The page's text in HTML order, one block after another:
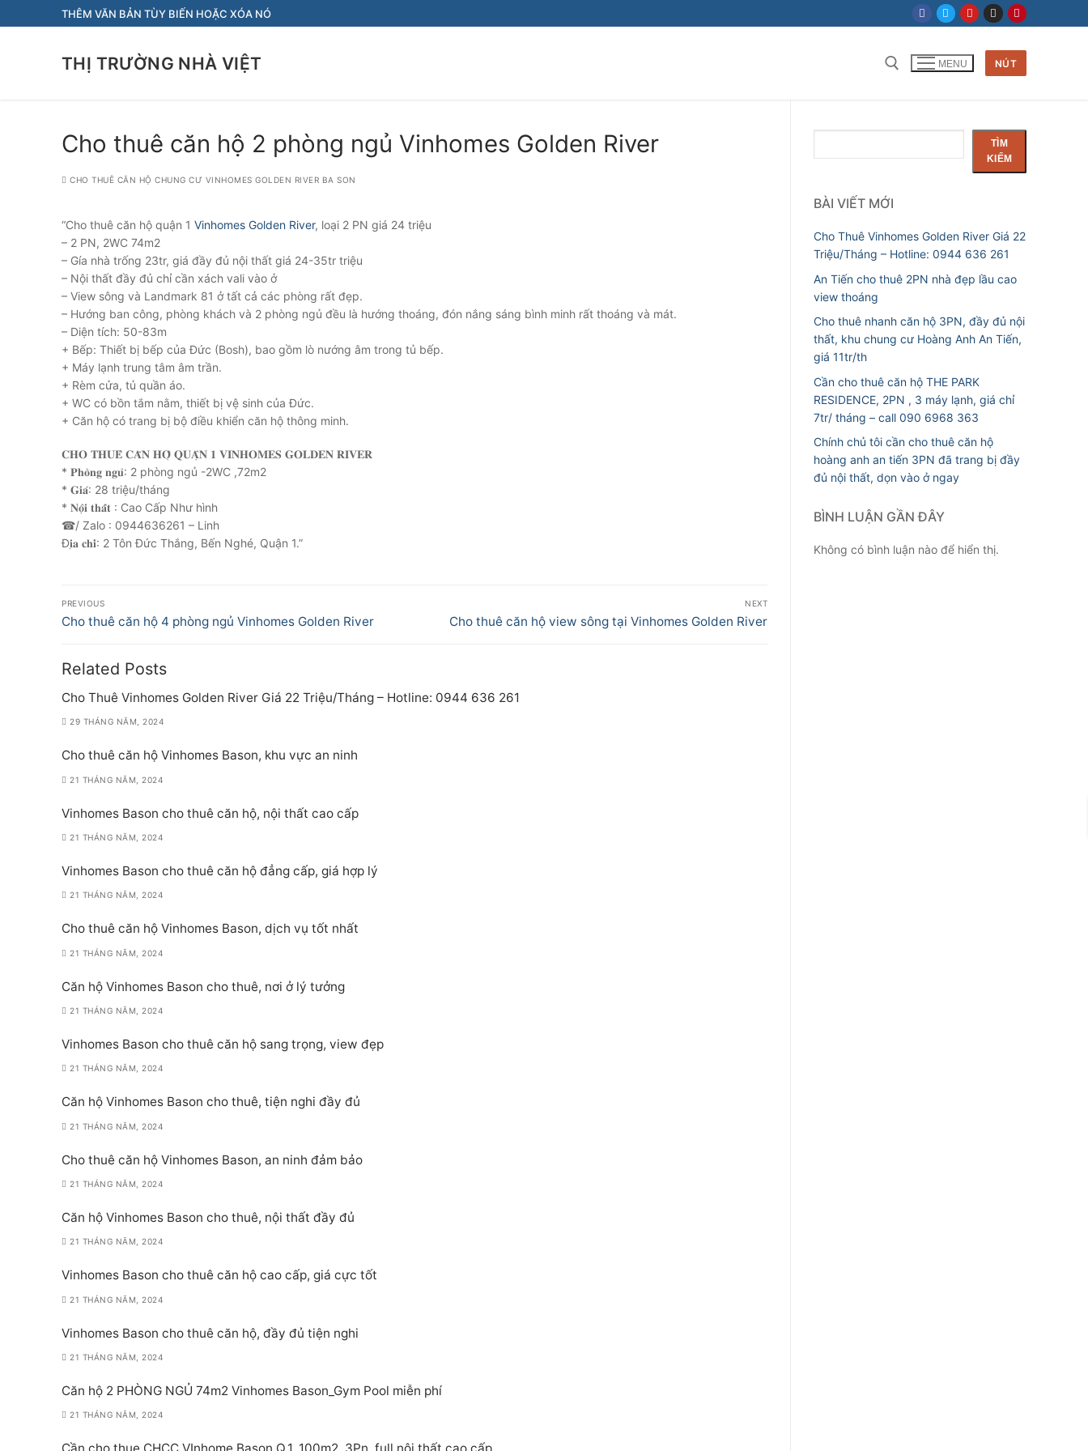
đến
THÊM VĂN BẢN TÙY BIẾN HOẶC XÓA NÓ
THỊ TRƯỜNG NHÀ VIỆT
Tìm kiếm cho:
MENU NÚT
Cho thuê căn hộ 2 phòng ngủ Vinhomes Golden River
CHO THUÊ CĂN HỘ CHUNG CƯ VINHOMES GOLDEN RIVER BA SON
“Cho thuê căn hộ quận 1 Vinhomes Golden River, loại 2 PN giá 24 triệu
– 2 PN, 2WC 74m2
– Gía nhà trống 23tr, giá đầy đủ nội thất giá 24-35tr triệu
– Nội thất đầy đủ chỉ cần xách vali vào ở
– View sông và Landmark 81 ở tất cả các phòng rất đẹp.
– Hướng ban công, phòng khách và 2 phòng ngủ đều là hướng thoáng, đón nắng sáng bình minh rất thoáng và mát.
– Diện tích: 50-83m
+ Bếp: Thiết bị bếp của Đức (Bosh), bao gồm lò nướng âm trong tủ bếp.
+ Máy lạnh trung tâm âm trần.
+ Rèm cửa, tủ quần áo.
+ WC có bồn tắm nằm, thiết bị vệ sinh của Đức.
+ Căn hộ có trang bị bộ điều khiển căn hộ thông minh.
𝐂𝐇𝐎 𝐓𝐇𝐔𝐄̂ 𝐂𝐀̆𝐍 𝐇𝐎̣̂ 𝐐𝐔𝐀̣̂𝐍 𝟏 𝐕𝐈𝐍𝐇𝐎𝐌𝐄𝐒 𝐆𝐎𝐋𝐃𝐄𝐍 𝐑𝐈𝐕𝐄𝐑
* 𝐏𝐡𝐨̀𝐧𝐠 𝐧𝐠𝐮̉: 2 phòng ngủ -2WC ,72m2
* 𝐆𝐢𝐚́: 28 triệu/tháng
* 𝐍𝐨̣̂𝐢 𝐭𝐡𝐚̂́𝐭 : Cao Cấp Như hình
☎/ Zalo : 0944636261 – Linh
Đ𝐢̣𝐚 𝐜𝐡𝐢̉: 2 Tôn Đức Thắng, Bến Nghé, Quận 1.”
Điều
hướng
bài
viết
PREVIOUS
Previous
Cho thuê căn hộ 4 phòng ngủ Vinhomes Golden River
NEXT
Next
Cho thuê căn hộ view sông tại Vinhomes Golden River
Related Posts
Cho Thuê Vinhomes Golden River Giá 22 Triệu/Tháng – Hotline: 0944 636 261
29 THÁNG NĂM, 2024
Cho thuê căn hộ Vinhomes Bason, khu vực an ninh
21 THÁNG NĂM, 2024
Vinhomes Bason cho thuê căn hộ, nội thất cao cấp
21 THÁNG NĂM, 2024
Vinhomes Bason cho thuê căn hộ đẳng cấp, giá hợp lý
21 THÁNG NĂM, 2024
Cho thuê căn hộ Vinhomes Bason, dịch vụ tốt nhất
21 THÁNG NĂM, 2024
Căn hộ Vinhomes Bason cho thuê, nơi ở lý tưởng
21 THÁNG NĂM, 2024
Vinhomes Bason cho thuê căn hộ sang trọng, view đẹp
21 THÁNG NĂM, 2024
Căn hộ Vinhomes Bason cho thuê, tiện nghi đầy đủ
21 THÁNG NĂM, 2024
Cho thuê căn hộ Vinhomes Bason, an ninh đảm bảo
21 THÁNG NĂM, 2024
Căn hộ Vinhomes Bason cho thuê, nội thất đầy đủ
21 THÁNG NĂM, 2024
Vinhomes Bason cho thuê căn hộ cao cấp, giá cực tốt
21 THÁNG NĂM, 2024
Vinhomes Bason cho thuê căn hộ, đầy đủ tiện nghi
21 THÁNG NĂM, 2024
Căn hộ 2 PHÒNG NGỦ 74m2 Vinhomes Bason_Gym Pool miễn phí
21 THÁNG NĂM, 2024
kiếm
TÌM
KIẾM
BÀI VIẾT MỚI
Cho Thuê Vinhomes Golden River Giá 22
Triệu/Tháng – Hotline: 0944 636 261
An Tiến cho thuê 2PN nhà đẹp lầu cao
view thoáng
Cho thuê nhanh căn hộ 3PN, đầy đủ nội
thất, khu chung cư Hoàng Anh An Tiến,
giá 11tr/th
Cần cho thuê căn hộ THE PARK
RESIDENCE, 2PN , 3 máy lạnh, giá chỉ
7tr/ tháng – call 090 6968 363
Chính chủ tôi cần cho thuê căn hộ
hoàng anh an tiến 3PN đã trang bị đầy
đủ nội thất, dọn vào ở ngay
BÌNH LUẬN GẦN ĐÂY
Không có bình luận nào để hiển thị.